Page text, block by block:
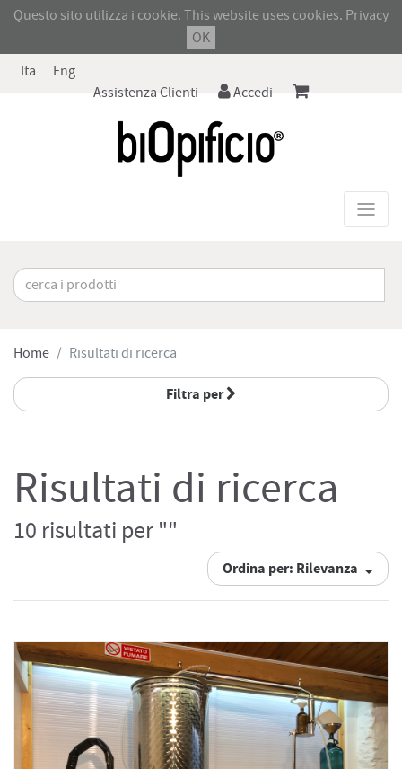
Questo sito utilizza i cookie. This website uses cookies. Privacy
OK
Ita
Eng
Assistenza Clienti
Accedi
Home Risultati di ricerca
Filtra per
Risultati di ricerca
10 risultati per ""
Ordina per: Rilevanza